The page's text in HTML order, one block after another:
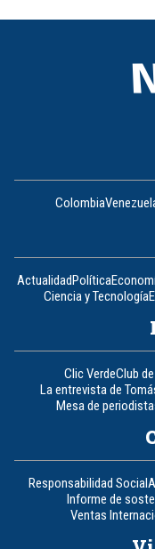
8
Colombia
ActualidadPolítica
Ciencia y Tecnología
Clic VerdeClub
La entrevista de
Mesa de
Responsabilidad Social
Informe de
Ventas